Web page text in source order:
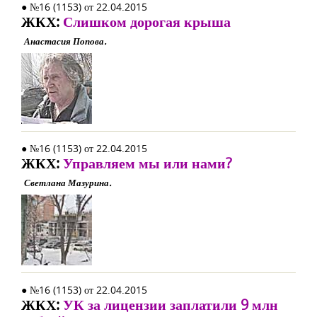
● №16 (1153) от 22.04.2015
ЖКХ: Слишком дорогая крыша
Анастасия Попова.
● №16 (1153) от 22.04.2015
ЖКХ:Управляем мы или нами?
Светлана Мазурина.
● №16 (1153) от 22.04.2015
ЖКХ:УК за лицензии заплатили 9 млн